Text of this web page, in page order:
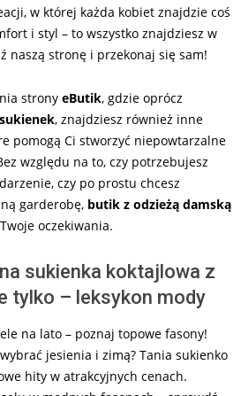
w której każda kobiet znajdzie coś
i styl – to wszystko znajdziesz w
naszą stronę i przekonaj się sam!
strony eButik, gdzie oprócz
sukienek, znajdziesz również inne
pomogą Ci stworzyć niepowtarzalne
względu na to, czy potrzebujesz
czy po prostu chcesz
garderobę, butik z odzieżą damską
oczekiwania.
sukienka koktajlowa z
tylko – leksykon mody
na lato – poznaj topowe fasony!
jesienia i zimą? Tania sukienko
hity w atrakcyjnych cenach.